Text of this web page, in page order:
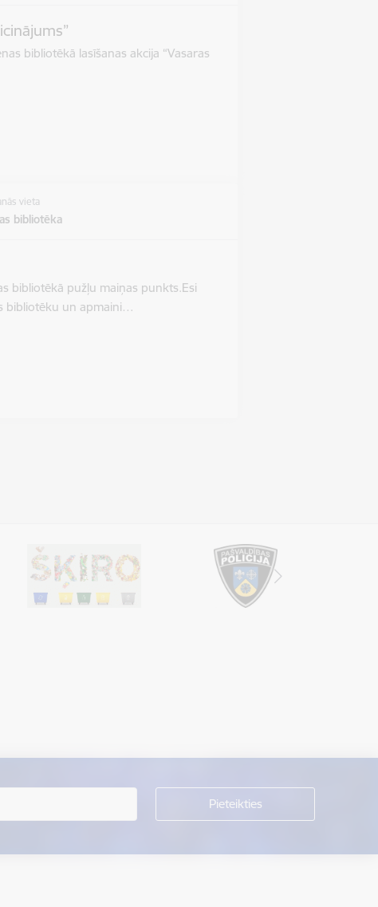
bibliotēkā lasīšanas akcija “Vasaras
vieta
bibliotēka
bibliotēkā pužļu maiņas punkts.Esi
bibliotēku un apmaini…